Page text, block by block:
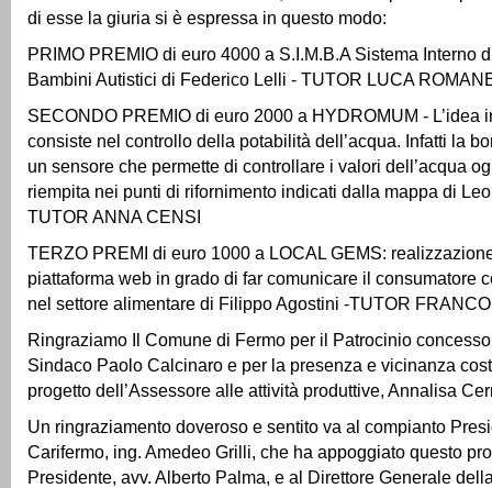
di esse la giuria si è espressa in questo modo:
PRIMO PREMIO di euro 4000 a S.I.M.B.A Sistema Interno
Bambini Autistici di Federico Lelli - TUTOR LUCA
SECONDO PREMIO di euro 2000 a HYDROMUM - L’idea
consiste nel controllo della potabilità dell’acqua. Infatti la
un sensore che permette di controllare i valori dell’acqua
riempita nei punti di rifornimento indicati dalla mappa di
TUTOR ANNA CENSI
TERZO PREMI di euro 1000 a LOCAL GEMS:
piattaforma web in grado di far comunicare il consumatore
nel settore alimentare di Filippo Agostini -TUTOR
Ringraziamo Il Comune di Fermo per il Patrocinio
Sindaco Paolo Calcinaro e per la presenza e vicinanza
progetto dell’Assessore alle attività produttive, Annalisa
Un ringraziamento doveroso e sentito va al compianto
Carifermo, ing. Amedeo Grilli, che ha appoggiato questo
Presidente, avv. Alberto Palma, e al Direttore Generale